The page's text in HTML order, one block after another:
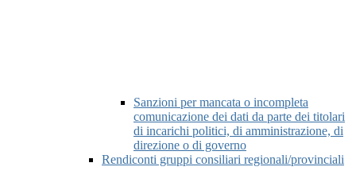
Sanzioni per mancata o incompleta
comunicazione dei dati da parte dei titolari
di incarichi politici, di amministrazione, di
direzione o di governo
Rendiconti gruppi consiliari regionali/provinciali